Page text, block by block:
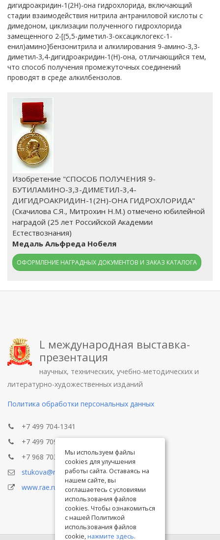
дигидроакридин-1(2Н)-она гидрохлорида, включающий
стадии взаимодействия нитрила антраниловой кислоты с
димедоном, циклизации полученного гидрохлорида
замещенного 2-[(5,5-диметил-3-оксациклогекс-1-
енил)амино]бензонитрила и алкилирования 9-амино-3,3-
диметил-3,4-дигидроакридин-1(Н)-она, отличающийся тем,
что способ получения промежуточных соединений
проводят в среде алкилбензолов.
Изобретение "СПОСОБ ПОЛУЧЕНИЯ 9-
БУТИЛАМИНО-3,3-ДИМЕТИЛ-3,4-
ДИГИДРОАКРИДИН-1(2Н)-ОНА ГИДРОХЛОРИДА"
(Скачилова С.Я., Митрохин Н.М.) отмечено юбилейной
наградой (25 лет Российской Академии
Естествознания)
Медаль Альфреда Нобеля
ОФОРМЛЕНИЕ НАГРАДНЫХ ДОКУМЕНТОВ И ЗАКАЗ КАТАЛОГА
L международная выставка-
презентация
научных, технических, учебно-методических и
литературно-художественных изданий
Политика обработки персональных данных
+7 499 704-1341
+7 499 709-8104
+7 968 703-8433
stukova@rae.ru
www.rae.ru
Мы используем файлы
cookies для улучшения
работы сайта. Оставаясь на
нашем сайте, вы
соглашаетесь с условиями
использования файлов
cookies. Чтобы ознакомиться
с нашей Политикой
использования файлов
cookie,нажмите здесь.